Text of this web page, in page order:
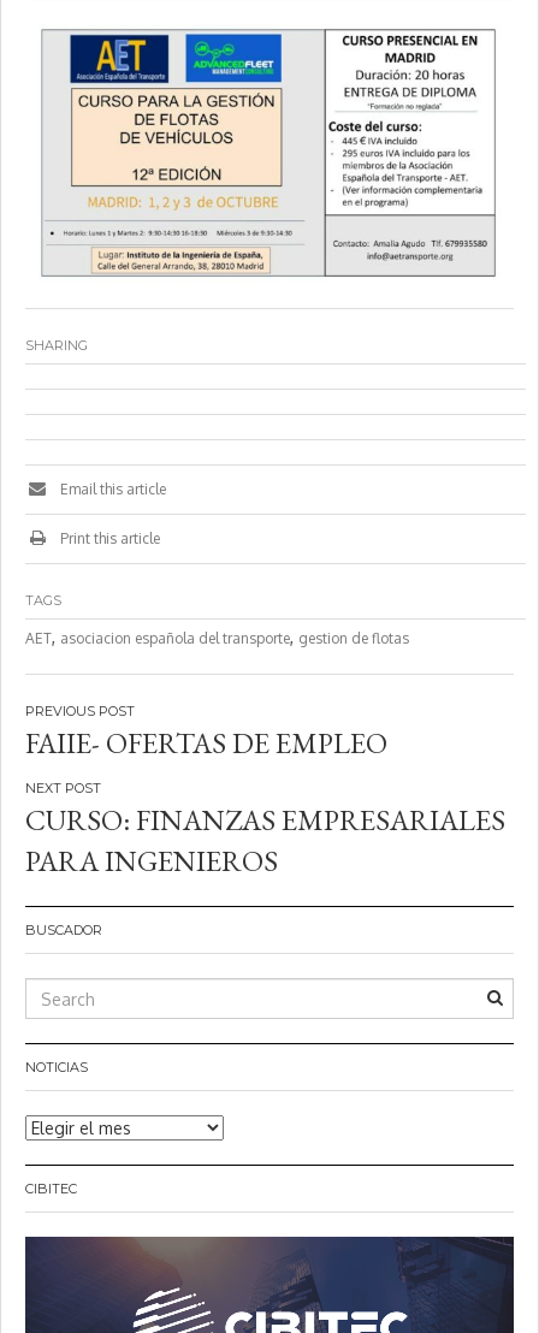
SHARING
Email this article
Print this article
TAGS
AET, asociacion española del transporte, gestion de flotas
Navegación
de
entradas
FAIIE- OFERTAS DE EMPLEO
CURSO: FINANZAS EMPRESARIALES
PARA INGENIEROS
BUSCADOR
NOTICIAS
Noticias
CIBITEC